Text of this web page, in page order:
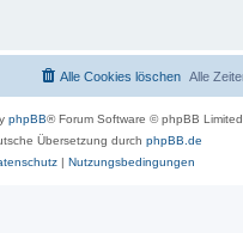
Alle
Alle Cookies löschen
phpBB® Forum Software © phpBB Limited
Übersetzung durch phpBB.de
| Nutzungsbedingungen